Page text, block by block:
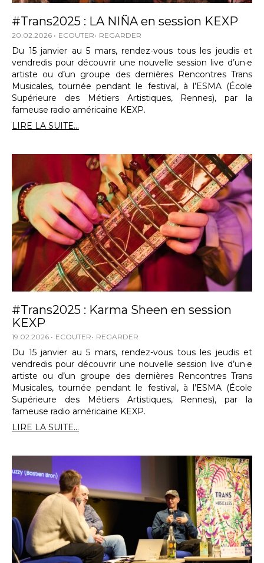
#Trans2025 : LA NIÑA en session KEXP
20.02.2026 ECOUTER REGARDER
Du 15 janvier au 5 mars, rendez-vous tous les jeudis et
vendredis pour découvrir une nouvelle session live d’un·e
artiste ou d’un groupe des dernières Rencontres Trans
Musicales, tournée pendant le festival, à l’ESMA (École
Supérieure des Métiers Artistiques, Rennes), par la
fameuse radio américaine KEXP.
LIRE LA SUITE...
#Trans2025 : Karma Sheen en session
KEXP
19.02.2026 ECOUTER REGARDER
Du 15 janvier au 5 mars, rendez-vous tous les jeudis et
vendredis pour découvrir une nouvelle session live d’un·e
artiste ou d’un groupe des dernières Rencontres Trans
Musicales, tournée pendant le festival, à l’ESMA (École
Supérieure des Métiers Artistiques, Rennes), par la
fameuse radio américaine KEXP.
LIRE LA SUITE...